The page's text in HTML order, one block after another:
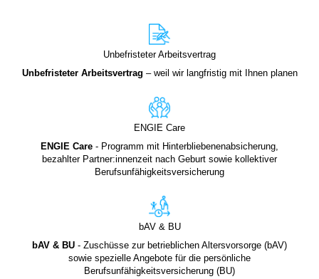
Unbefristeter Arbeitsvertrag
UnbefristeterArbeitsvertrag – weil wir langfristig mit Ihnen planen
ENGIE Care
ENGIE Care - Programm mit Hinterbliebenenabsicherung,
bezahlter Partner:innenzeit nach Geburt sowie kollektiver
Berufsunfähigkeitsversicherung
bAV & BU
bAV & BU - Zuschüsse zur betrieblichen Altersvorsorge (bAV)
sowie spezielle Angebote für die persönliche
Berufsunfähigkeitsversicherung (BU)